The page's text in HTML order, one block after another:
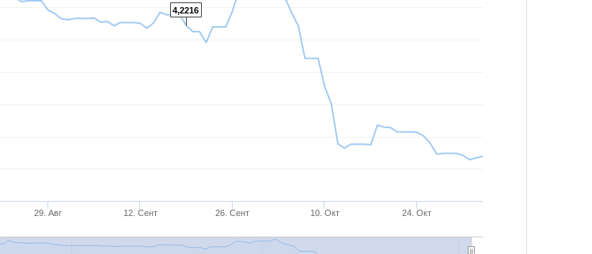
4,2216
29. Авг 12. Сент 26. Сент 10. Окт 24. Окт